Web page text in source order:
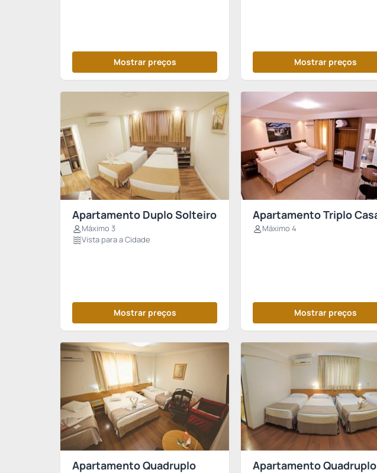
Mostrar preços Mostrar preços
Apartamento Duplo Solteiro
Máximo 3
Vista para a Cidade
Mostrar preços
Apartamento Triplo
Máximo 4
Mostrar preços
Apartamento Quadruplo Apartamento Quadruplo